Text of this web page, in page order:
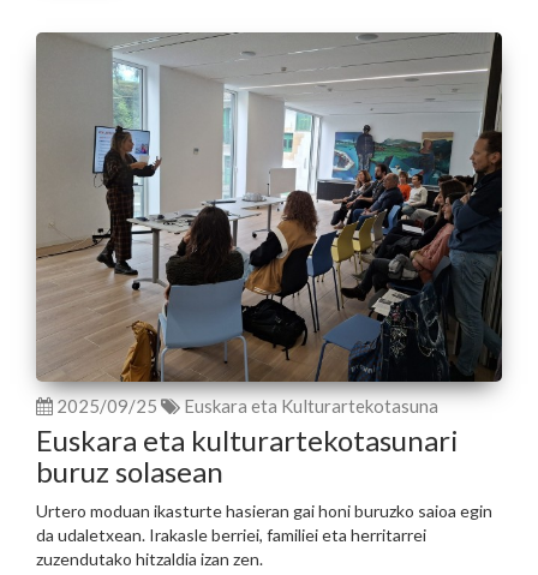
2025/09/25 Euskara eta Kulturartekotasuna
Euskara eta kulturartekotasunari
buruz solasean
Urtero moduan ikasturte hasieran gai honi buruzko saioa egin
da udaletxean. Irakasle berriei, familiei eta herritarrei
zuzendutako hitzaldia izan zen.